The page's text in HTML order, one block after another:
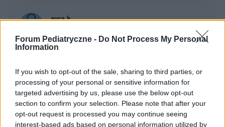
Forum Pediatryczne - Do Not Process My Personal
Information
If you wish to opt-out of the sale, sharing to third parties, or
processing of your personal or sensitive information for
targeted advertising by us, please use the below opt-out
section to confirm your selection. Please note that after your
opt-out request is processed you may continue seeing
interest-based ads based on personal information utilized by
ewa k.
Dzień dobry, szukam po forach i fejsbuku pomocy bo
2 tygodnie temu mojej 5-letniej córeczce usuwali
trzeci migdałek ze znieczuleniem ogólnym. Po operacji
wymiotowała bo połykała krew, męczy się bo d...